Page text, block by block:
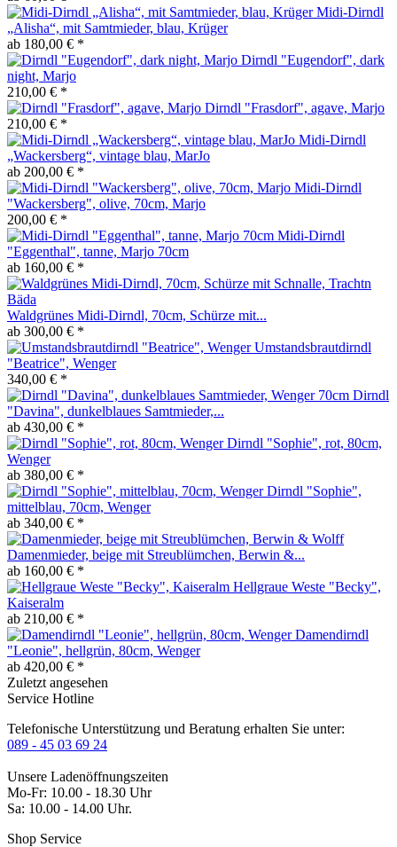
Midi-Dirndl
„Alisha“, mit Samtmieder, blau, Krüger
ab 180,00 € *
Dirndl "Eugendorf", dark
night, Marjo
210,00 € *
Dirndl "Frasdorf", agave, Marjo
210,00 € *
Midi-Dirndl
„Wackersberg“, vintage blau, MarJo
ab 200,00 € *
Midi-Dirndl
"Wackersberg", olive, 70cm, Marjo
200,00 € *
Midi-Dirndl
"Eggenthal", tanne, Marjo 70cm
ab 160,00 € *
Waldgrünes Midi-Dirndl, 70cm, Schürze mit...
ab 300,00 € *
Umstandsbrautdirndl
"Beatrice", Wenger
340,00 € *
Dirndl
"Davina", dunkelblaues Samtmieder,...
ab 430,00 € *
Dirndl "Sophie", rot, 80cm,
Wenger
ab 380,00 € *
Dirndl "Sophie",
mittelblau, 70cm, Wenger
ab 340,00 € *
Damenmieder, beige mit Streublümchen, Berwin &...
ab 160,00 € *
Hellgraue Weste "Becky",
Kaiseralm
ab 210,00 € *
Damendirndl
"Leonie", hellgrün, 80cm, Wenger
ab 420,00 € *
Zuletzt angesehen
Service Hotline
Telefonische Unterstützung und Beratung erhalten Sie unter:
089 - 45 03 69 24
Unsere Ladenöffnungszeiten
Mo-Fr: 10.00 - 18.30 Uhr
Sa: 10.00 - 14.00 Uhr.
Shop Service